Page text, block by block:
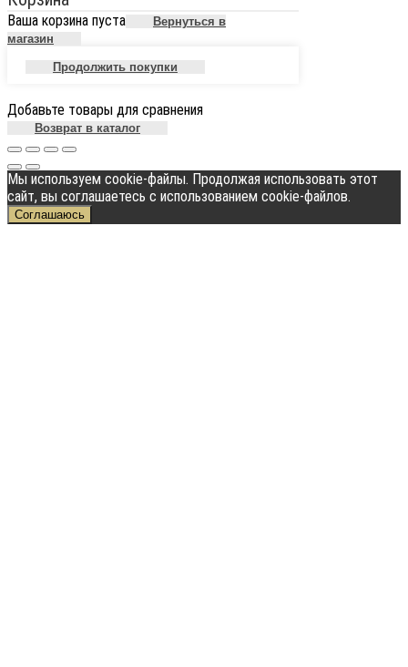
Ваша корзина пуста
Вернуться в
магазин
Продолжить покупки
Добавьте товары для сравнения
Возврат в каталог
Мы используем cookie-файлы. Продолжая использовать этот
сайт, вы соглашаетесь с использованием cookie-файлов.
Соглашаюсь